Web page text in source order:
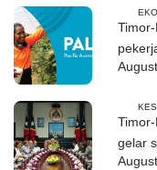
gelar